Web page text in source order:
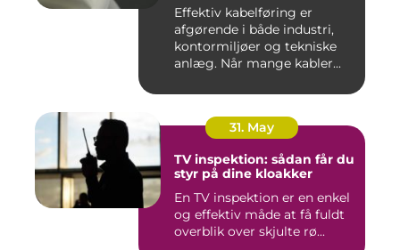
Effektiv kabelføring er
afgørende i både industri,
kontormiljøer og tekniske
anlæg. Når mange kabler...
31. May
TV inspektion: sådan får du
styr på dine kloakker
En TV inspektion er en enkel
og effektiv måde at få fuldt
overblik over skjulte rø...